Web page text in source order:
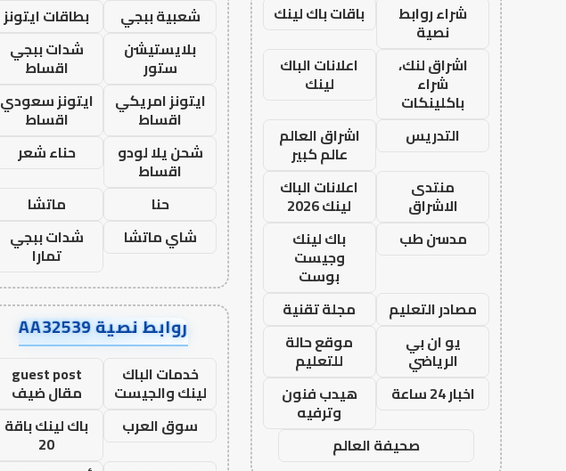
شراء روابط
نصية
باقات باك لينك
اشراق لنك،
شراء
باكلينكات
اعلانات الباك
لينك
التدريس
اشراق العالم
عالم كبير
منتدى
الاشراق
اعلانات الباك
لينك 2026
مدسن طب
باك لينك
وجيست
بوست
مصادر التعليم
مجلة تقنية
يو ان بي
الرياضي
موقع حالة
للتعليم
اخبار 24 ساعة
هيدب فنون
وترفيه
صحيفة العالم
شعبية ببجي
بطاقات ايتونز
بلايستيشن
ستور
شدات ببجي
اقساط
ايتونز امريكي
اقساط
ايتونز سعودي
اقساط
شحن يلا لودو
اقساط
حناء شعر
حنا
ماتشا
شاي ماتشا
شدات ببجي
تمارا
روابط نصية AA32539
خدمات الباك
لينك والجيست
guest post
مقال ضيف
سوق العرب
باك لينك باقة
20